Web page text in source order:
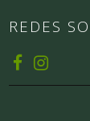
REDES